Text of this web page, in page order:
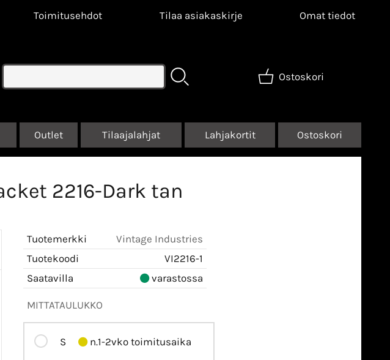
Toimitusehdot Tilaa asiakaskirje Omat tiedot
Ostoskori
Outlet Tilaajalahjat Lahjakortit Ostoskori
2216-Dark tan
Tuotemerkki
Vintage Industries
Tuotekoodi
VI2216-1
Saatavilla
varastossa
MITTATAULUKKO
S n.1-2vko toimitusaika